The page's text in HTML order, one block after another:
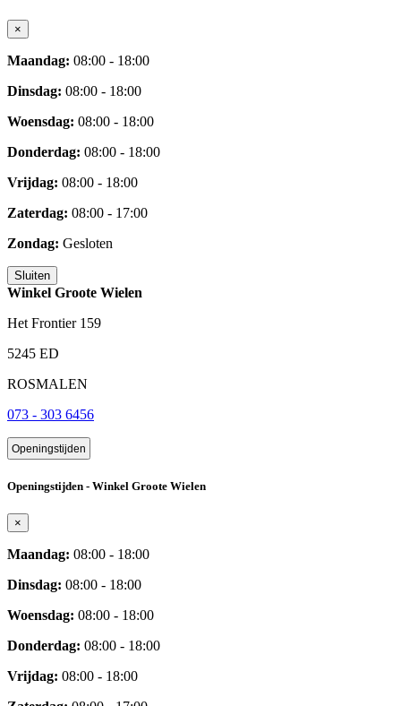
×
Maandag: 08:00 - 18:00
Dinsdag: 08:00 - 18:00
Woensdag: 08:00 - 18:00
Donderdag: 08:00 - 18:00
Vrijdag: 08:00 - 18:00
Zaterdag: 08:00 - 17:00
Zondag: Gesloten
Sluiten
Winkel Groote Wielen
Het Frontier 159
5245 ED
ROSMALEN
073 - 303 6456
Openingstijden
Openingstijden - Winkel Groote Wielen
×
Maandag: 08:00 - 18:00
Dinsdag: 08:00 - 18:00
Woensdag: 08:00 - 18:00
Donderdag: 08:00 - 18:00
Vrijdag: 08:00 - 18:00